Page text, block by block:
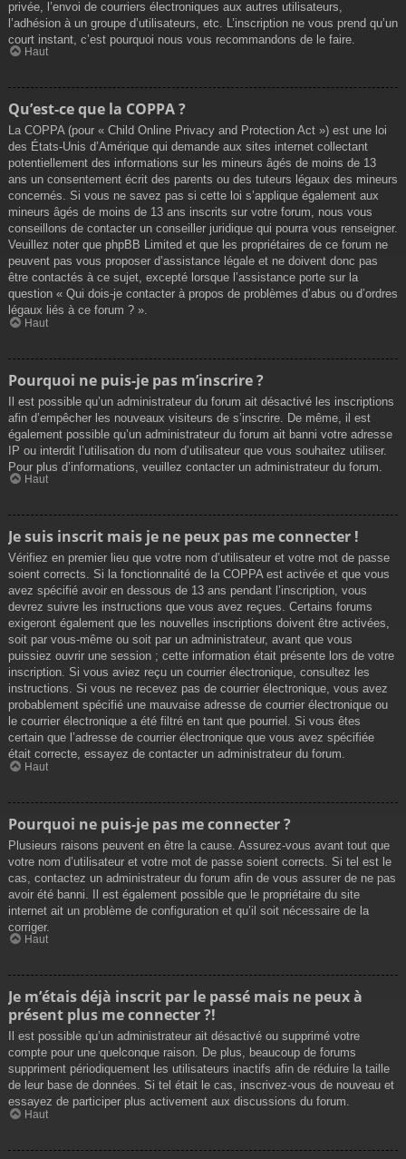
privée, l’envoi de courriers électroniques aux autres utilisateurs,
l’adhésion à un groupe d’utilisateurs, etc. L’inscription ne vous prend qu’un
court instant, c’est pourquoi nous vous recommandons de le faire.
Haut
Qu’est-ce que la COPPA ?
La COPPA (pour « Child Online Privacy and Protection Act ») est une loi
des États-Unis d’Amérique qui demande aux sites internet collectant
potentiellement des informations sur les mineurs âgés de moins de 13
ans un consentement écrit des parents ou des tuteurs légaux des mineurs
concernés. Si vous ne savez pas si cette loi s’applique également aux
mineurs âgés de moins de 13 ans inscrits sur votre forum, nous vous
conseillons de contacter un conseiller juridique qui pourra vous renseigner.
Veuillez noter que phpBB Limited et que les propriétaires de ce forum ne
peuvent pas vous proposer d’assistance légale et ne doivent donc pas
être contactés à ce sujet, excepté lorsque l’assistance porte sur la
question « Qui dois-je contacter à propos de problèmes d’abus ou d’ordres
légaux liés à ce forum ? ».
Haut
Pourquoi ne puis-je pas m’inscrire ?
Il est possible qu’un administrateur du forum ait désactivé les inscriptions
afin d’empêcher les nouveaux visiteurs de s’inscrire. De même, il est
également possible qu’un administrateur du forum ait banni votre adresse
IP ou interdit l’utilisation du nom d’utilisateur que vous souhaitez utiliser.
Pour plus d’informations, veuillez contacter un administrateur du forum.
Haut
Je suis inscrit mais je ne peux pas me connecter !
Vérifiez en premier lieu que votre nom d’utilisateur et votre mot de passe
soient corrects. Si la fonctionnalité de la COPPA est activée et que vous
avez spécifié avoir en dessous de 13 ans pendant l’inscription, vous
devrez suivre les instructions que vous avez reçues. Certains forums
exigeront également que les nouvelles inscriptions doivent être activées,
soit par vous-même ou soit par un administrateur, avant que vous
puissiez ouvrir une session ; cette information était présente lors de votre
inscription. Si vous aviez reçu un courrier électronique, consultez les
instructions. Si vous ne recevez pas de courrier électronique, vous avez
probablement spécifié une mauvaise adresse de courrier électronique ou
le courrier électronique a été filtré en tant que pourriel. Si vous êtes
certain que l’adresse de courrier électronique que vous avez spécifiée
était correcte, essayez de contacter un administrateur du forum.
Haut
Pourquoi ne puis-je pas me connecter ?
Plusieurs raisons peuvent en être la cause. Assurez-vous avant tout que
votre nom d’utilisateur et votre mot de passe soient corrects. Si tel est le
cas, contactez un administrateur du forum afin de vous assurer de ne pas
avoir été banni. Il est également possible que le propriétaire du site
internet ait un problème de configuration et qu’il soit nécessaire de la
corriger.
Haut
Je m’étais déjà inscrit par le passé mais ne peux à
présent plus me connecter ?!
Il est possible qu’un administrateur ait désactivé ou supprimé votre
compte pour une quelconque raison. De plus, beaucoup de forums
suppriment périodiquement les utilisateurs inactifs afin de réduire la taille
de leur base de données. Si tel était le cas, inscrivez-vous de nouveau et
essayez de participer plus activement aux discussions du forum.
Haut